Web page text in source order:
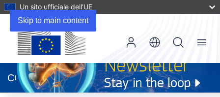
Skip to main content
Un sito ufficiale dell’UE
apre
in
una
CORDIS
Menu